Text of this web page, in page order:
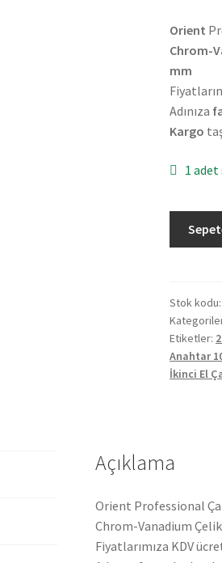
Orient
Chrom-
mm
Adınıza
Kargo
1
Ağız
Anahtar
10x11
mm
2.El
Stok
Etiketler:
Anahtar
İkinci El
Açıklama
Orient Professional
Chrom-Vanadium
Fiyatlarımıza KDV